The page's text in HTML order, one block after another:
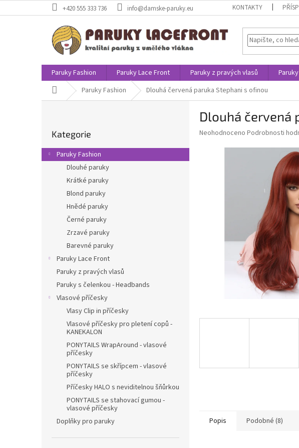
na
+420 555 333 736 info@damske-paruky.eu KONTAKTY
Paruky Fashion Paruky Lace Front Paruky z pravých vlasů
Domů Paruky Fashion Dlouhá červená paruka Stephani s ofinou
r
a
kategorie
Kategorie
Paruky Fashion
Dlouhé paruky
Krátké paruky
Blond paruky
Hnědé paruky
Černé paruky
Zrzavé paruky
Barevné paruky
Paruky Lace Front
Paruky z pravých vlasů
Paruky s čelenkou - Headbands
Vlasové příčesky
Vlasy Clip in příčesky
Vlasové příčesky pro pletení copů -
KANEKALON
PONYTAILS WrapAround - vlasové
příčesky
PONYTAILS se skřípcem - vlasové
příčesky
Příčesky HALO s neviditelnou šňůrkou
PONYTAILS se stahovací gumou -
vlasové příčesky
Doplňky pro paruky
Dlouhá červená
Průměrné
Neohodnoceno Podrobnosti
Popis Podobné (8)